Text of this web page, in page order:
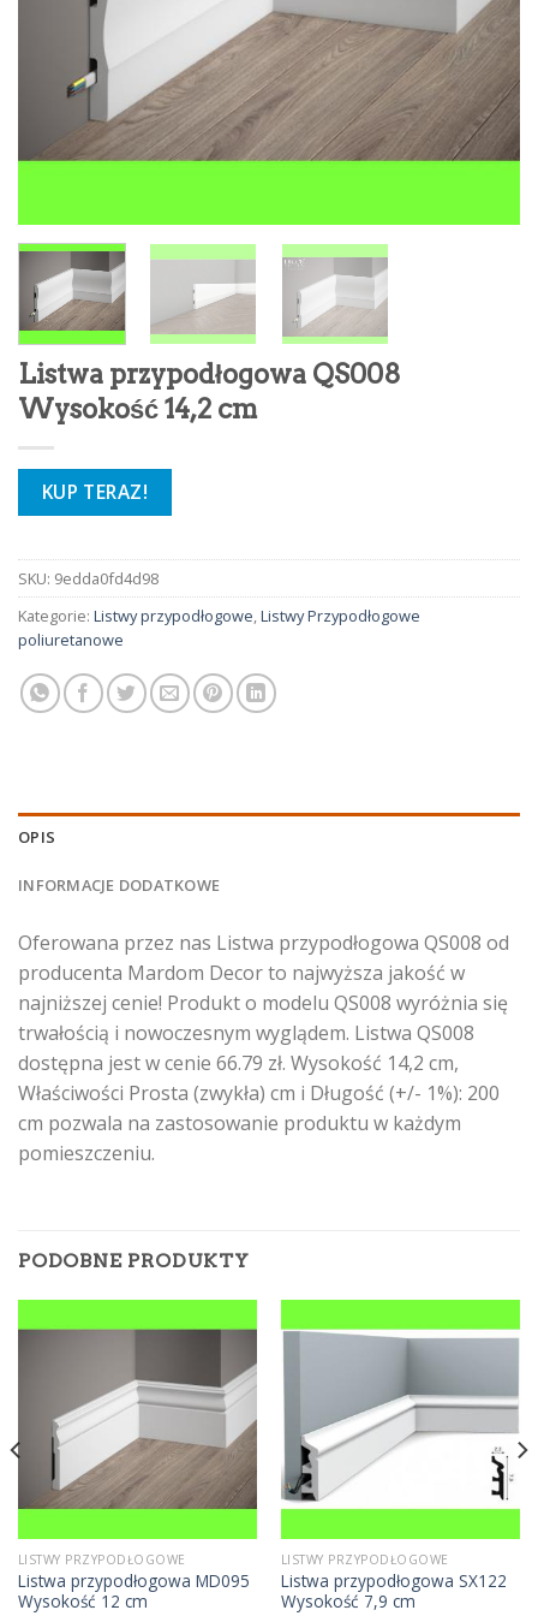
Listwa przypodłogowa QS008
Wysokość 14,2 cm
KUP TERAZ!
SKU: 9edda0fd4d98
Kategorie: Listwy przypodłogowe,Listwy Przypodłogowe
poliuretanowe
OPIS
INFORMACJE DODATKOWE
Oferowana przez nas Listwa przypodłogowa QS008 od
producenta Mardom Decor to najwyższa jakość w
najniższej cenie! Produkt o modelu QS008 wyróżnia się
trwałością i nowoczesnym wyglądem. Listwa QS008
dostępna jest w cenie 66.79 zł. Wysokość 14,2 cm,
Właściwości Prosta (zwykła) cm i Długość (+/- 1%): 200
cm pozwala na zastosowanie produktu w każdym
pomieszczeniu.
PODOBNE PRODUKTY
LISTWY PRZYPODŁOGOWE
Listwa przypodłogowa MD095
Wysokość 12 cm
LISTWY PRZYPODŁOGOWE
Listwa przypodłogowa SX122
Wysokość 7,9 cm